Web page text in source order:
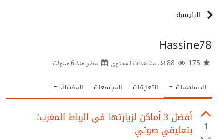
الرئيسية
Hassine78
عضو منذ6 سنوات
المساهمات التعليقات المجتمعات المفضلة
1
أفضل 3 أماكن لزيارتها في الرباط المغرب؛
بتعليقي صوتي